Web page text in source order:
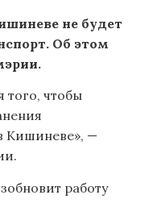
не будет
Об этом
того, чтобы
Кишиневе», —
работу